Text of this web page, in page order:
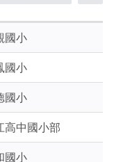
國小
國小
國小
高中國小部
國小